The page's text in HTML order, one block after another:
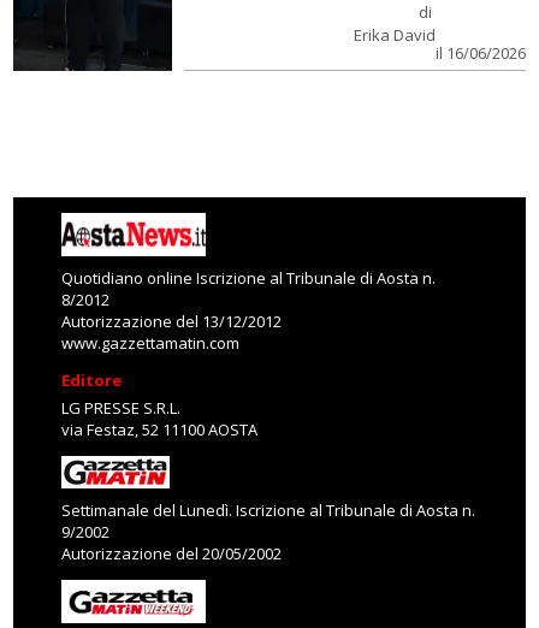
di
Erika David
il 16/06/2026
Quotidiano online Iscrizione al Tribunale di Aosta n.
8/2012
Autorizzazione del 13/12/2012
www.gazzettamatin.com
Editore
LG PRESSE S.R.L.
via Festaz, 52 11100 AOSTA
Settimanale del Lunedì. Iscrizione al Tribunale di Aosta n.
9/2002
Autorizzazione del 20/05/2002